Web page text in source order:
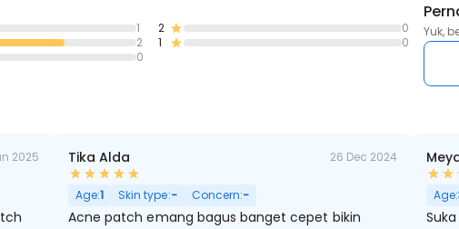
1
2
0
2
0
1
0
Yuk,
2025 Tika Alda 26 Dec 2024
Age:1 Skin type:- Concern:-
Acne patch emang bagus banget cepet bikin
Age: